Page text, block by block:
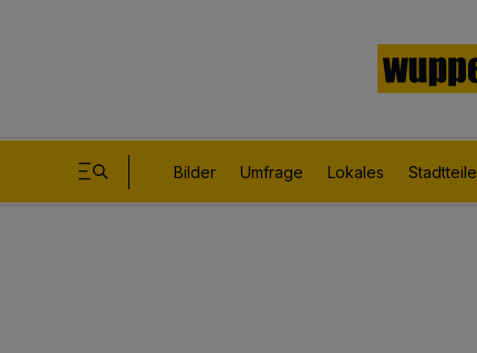
Bilder Umfrage Lokales Stadtteile